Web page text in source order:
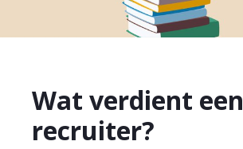
Wat verdient een
recruiter?